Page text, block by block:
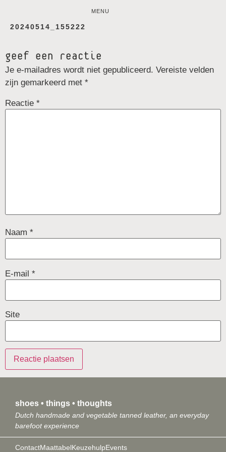
MENU
20240514_155222
geef een reactie
Je e-mailadres wordt niet gepubliceerd. Vereiste velden
zijn gemarkeerd met *
Reactie *
Naam *
E-mail *
Site
shoes • things • thoughts
Dutch handmade and vegetable tanned leather, an everyday
barefoot experience
ContactMaattabelKeuzehulpEvents